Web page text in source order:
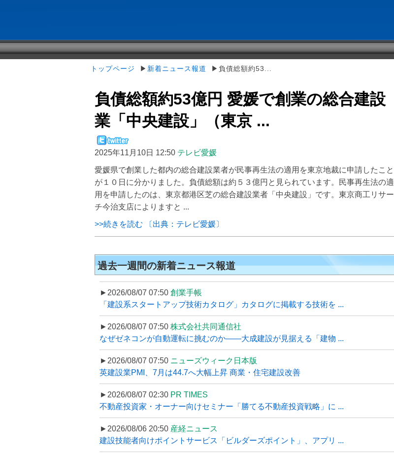
トップページ ▶ 新着ニュース報道 ▶負債総額約53...
負債総額約53億円 愛媛で創業の総合建設
業「中央建設」（東京 ...
2025年11月10日 12:50 テレビ愛媛
愛媛県で創業した都内の総合建設業者が民事再生法の適用を東京地裁に申請したこと
が１０日に分かりました。負債総額は約５３億円と見られています。民事再生法の適
用を申請したのは、東京都港区芝の総合建設業者「中央建設」です。東京商工リサー
チ今治支店によりますと ...
>>続きを読む 〔出典：テレビ愛媛〕
過去一週間の新着ニュース報道
►2026/08/07 07:50 創業手帳
「建設系スタートアップ技術カタログ」カタログに掲載する技術を ...
►2026/08/07 07:50 株式会社共同通信社
なぜゼネコンが自動運転に挑むのか――大成建設が見据える「建物 ...
►2026/08/07 07:50 ニューズウィーク日本版
英建設業PMI、7月は44.7へ大幅上昇 商業・住宅建設改善
►2026/08/07 02:30 PR TIMES
不動産投資家・オーナー向けセミナー「勝てる不動産投資戦略」に ...
►2026/08/06 20:50 産経ニュース
建設技能者向けポイントサービス「ビルダーズポイント」、アプリ ...